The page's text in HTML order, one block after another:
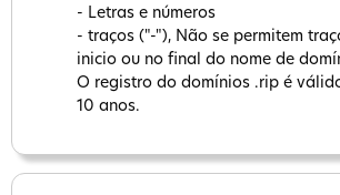
- Letras e números
- traços ("-"), Não se permitem
inicio ou no final do nome de
O registro do domínios .rip é
10 anos.